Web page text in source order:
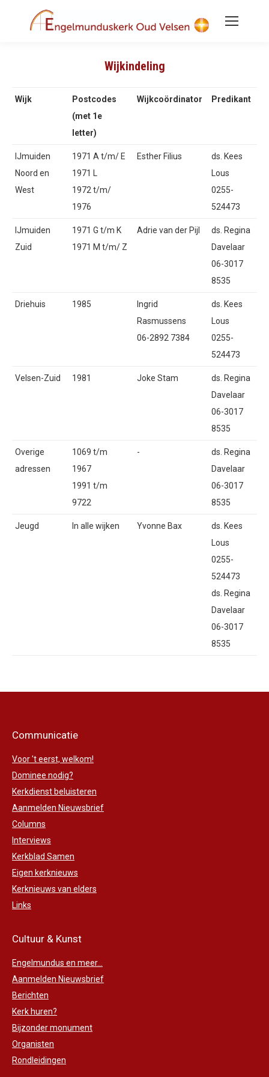
Wijkindeling
Wijk
Postcodes
(met 1e
letter)
Wijkcoördinator Predikant
IJmuiden
Noord en
West
1971 A t/m/ E
1971 L
1972 t/m/
1976
Esther Filius
ds. Kees
Lous
0255-
524473
IJmuiden
Zuid
1971 G t/m K
1971 M t/m/ Z
Adrie van der Pijl
ds. Regina
Davelaar
06-3017
8535
Driehuis 1985
Ingrid
Rasmussens
06-2892 7384
ds. Kees
Lous
0255-
524473
Velsen-Zuid 1981 Joke Stam
ds. Regina
Davelaar
06-3017
8535
Overige
adressen
1069 t/m
1967
1991 t/m
9722
-
ds. Regina
Davelaar
06-3017
8535
Jeugd In alle wijken Yvonne Bax
ds. Kees
Lous
0255-
524473
ds. Regina
Davelaar
06-3017
8535
Communicatie
Voor 't eerst, welkom!
Dominee nodig?
Kerkdienst beluisteren
Aanmelden Nieuwsbrief
Columns
Interviews
Kerkblad Samen
Eigen kerknieuws
Kerknieuws van elders
Links
Cultuur & Kunst
Engelmundus en meer...
Aanmelden Nieuwsbrief
Berichten
Kerk huren?
Bijzonder monument
Organisten
Rondleidingen